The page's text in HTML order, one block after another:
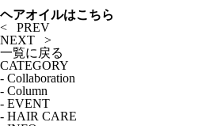
ヘアオイルはこちら
< PREV
NEXT >
一覧に戻る
CATEGORY
- Collaboration
- Column
- EVENT
- HAIR CARE